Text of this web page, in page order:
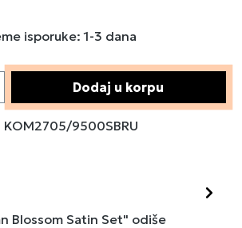
isporuke: 1-3 dana
Unesite željenu
Dodaj u korpu
KOM2705/9500SBRU
Blossom Satin Set" odiše